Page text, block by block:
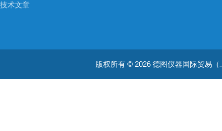
技术文章
版权所有 © 2026 德图仪器国际贸易